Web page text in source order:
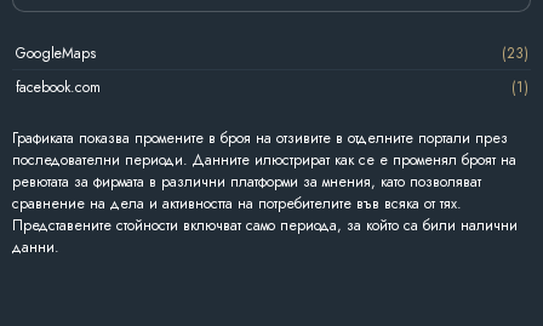
GoogleMaps
(23)
facebook.com
(1)
Графиката показва промените в броя на отзивите в отделните портали през
последователни периоди. Данните илюстрират как се е променял броят на
ревютата за фирмата в различни платформи за мнения, като позволяват
сравнение на дела и активността на потребителите във всяка от тях.
Представените стойности включват само периода, за който са били налични
данни.